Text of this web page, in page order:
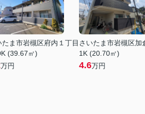
たま市岩槻区府内１丁目
(39.67㎡)
万円
さいたま市岩槻区加
1K (20.70㎡)
4.6万円